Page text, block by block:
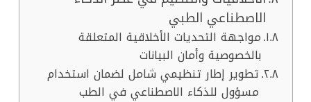
الاصطناعي الطبي
مواجهة التحديات الأخلاقية المتعلقة
بالخصوصية وأمان البيانات
تطوير إطار تنظيمي شامل لضمان استخدام
مسؤول للذكاء الاصطناعي في الطب